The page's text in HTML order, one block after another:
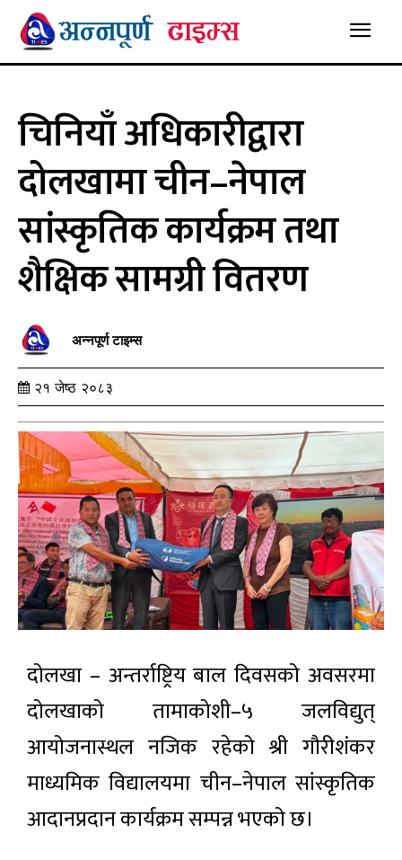
चिनियाँ अधिकारीद्वारा
दोलखामा चीन–नेपाल
सांस्कृतिक कार्यक्रम तथा
शैक्षिक सामग्री वितरण
अन्नपूर्ण टाइम्स
२१ जेष्ठ २०८३
दोलखा – अन्तर्राष्ट्रिय बाल दिवसको अवसरमा
दोलखाको तामाकोशी–५ जलविद्युत्
आयोजनास्थल नजिक रहेको श्री गौरीशंकर
माध्यमिक विद्यालयमा चीन–नेपाल सांस्कृतिक
आदानप्रदान कार्यक्रम सम्पन्न भएको छ।